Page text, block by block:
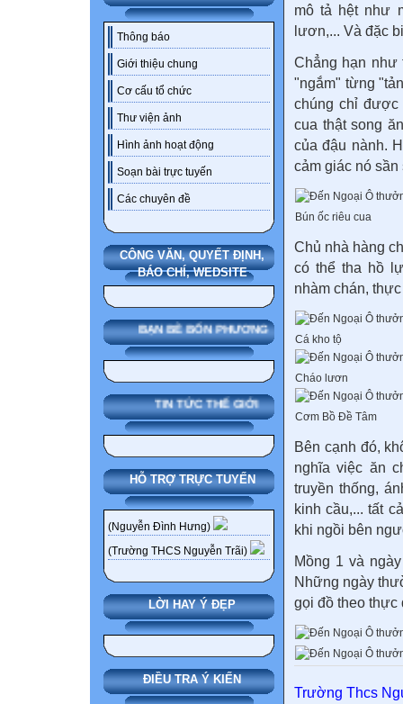
Thông báo
Giới thiệu chung
Cơ cấu tổ chức
Thư viện ảnh
Hình ảnh hoạt động
Soạn bài trực tuyến
Các chuyên đề
CÔNG VĂN, QUYẾT ĐỊNH,
BÁO CHÍ, WEDSITE
BẠN BÈ BỐN PHƯƠNG
TIN TỨC THẾ GIỚI
HỖ TRỢ TRỰC TUYẾN
(Nguyễn Đình Hưng)
(Trường THCS Nguyễn Trãi)
LỜI HAY Ý ĐẸP
ĐIỀU TRA Ý KIẾN
mô tả hệt như
lươn,... Và đặc
Chẳng hạn như
"ngắm" từng
chúng chỉ được
cua thật song
của đậu nành.
cảm giác nó sần
Bún ốc riêu cua
Chủ nhà hàng
có thể tha hồ
nhàm chán,
Cá kho tộ
Cháo lươn
Cơm Bồ Đề Tâm
Bên cạnh đó,
nghĩa việc ăn
truyền thống,
kinh cầu,... tất
khi ngồi bên
Mồng 1 và
Những ngày
gọi đồ theo thực
Trường Thcs